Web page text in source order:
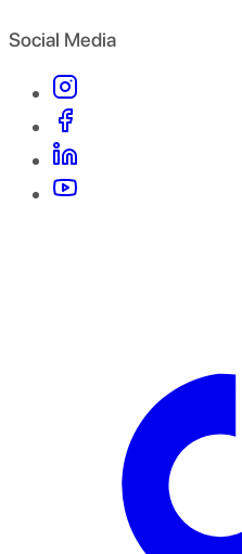
Social Media